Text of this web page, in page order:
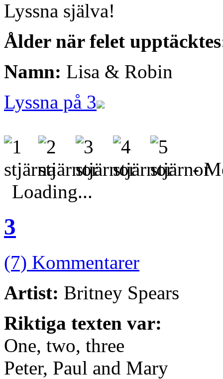
Lyssna själva!
Ålder när felet
Namn: Lisa & Robin
Lyssna på 3
-
Loading...
3
(7) Kommentarer
Artist: Britney Spears
Riktiga texten var:
One, two, three
Peter, Paul and Mary